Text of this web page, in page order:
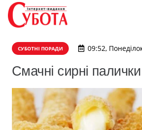
СУБОТНІ ПОРАДИ 09:52,
Смачні сирні палички